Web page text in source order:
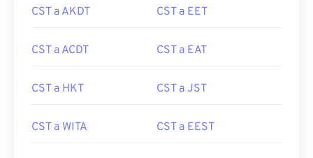
CST a AKDT CST a EET
CST a ACDT CST a EAT
CST a HKT CST a JST
CST a WITA CST a EEST